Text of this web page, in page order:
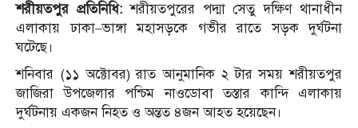
শরীয়তপুর প্রতিনিধি:শরীয়তপুরের পদ্মা সেতু দক্ষিণ থানাধীন
এলাকায় ঢাকা–ভাঙ্গা মহাসড়কে গভীর রাতে সড়ক দুর্ঘটনা
ঘটেছে।
শনিবার (১১ অক্টোবর) রাত আনুমানিক ২ টার সময় শরীয়তপুর
জাজিরা উপজেলার পশ্চিম নাওডোবা তস্তার কান্দি এলাকায়
দুর্ঘটনায় একজন নিহত ও অন্তত ৪জন আহত হয়েছেন।